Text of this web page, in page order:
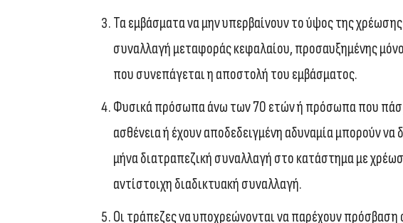
Τα εμβάσματα να μην υπερβαίνουν το ύψος της
συναλλαγή μεταφοράς κεφαλαίου, προσαυξημένης
που συνεπάγεται η αποστολή του εμβάσματος.
Φυσικά πρόσωπα άνω των 70 ετών ή πρόσωπα που
ασθένεια ή έχουν αποδεδειγμένη αδυναμία μπορούν να
μήνα διατραπεζική συναλλαγή στο κατάστημα με
αντίστοιχη διαδικτυακή συναλλαγή.
Οι τράπεζες να υποχρεώνονται να παρέχουν πρόσβαση